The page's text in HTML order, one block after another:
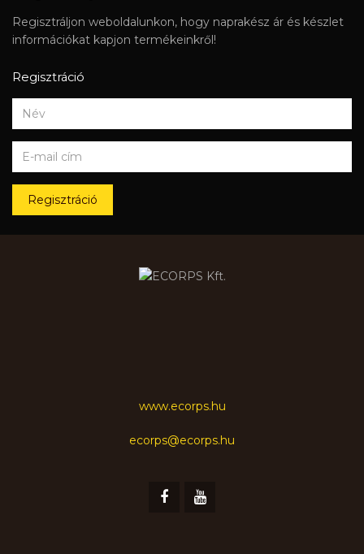
Regisztráljon weboldalunkon, hogy naprakész ár és készlet
információkat kapjon termékeinkről!
Regisztráció
Regisztráció
www.ecorps.hu
ecorps@ecorps.hu